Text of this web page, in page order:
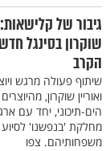
גיבור של קלישאות:
שוקרון בסינגל
הקרב
שיתוף פעולה מרגש
ואוריין שוקרון,
הים-תיכוני, יחד עם
מחלקת 'בנפשנו' לסיוע
משפחותיהם. צפו